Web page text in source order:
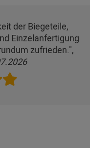
der Biegeteile,
Einzelanfertigung
zufrieden.",